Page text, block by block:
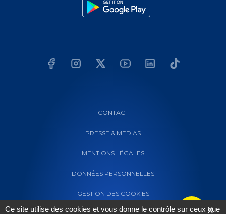
CONTACT
PRESSE & MEDIAS
MENTIONS LÉGALES
DONNÉES PERSONNELLES
GESTION DES COOKIES
X
Ce site utilise des cookies et vous donne le contrôle sur ceux que